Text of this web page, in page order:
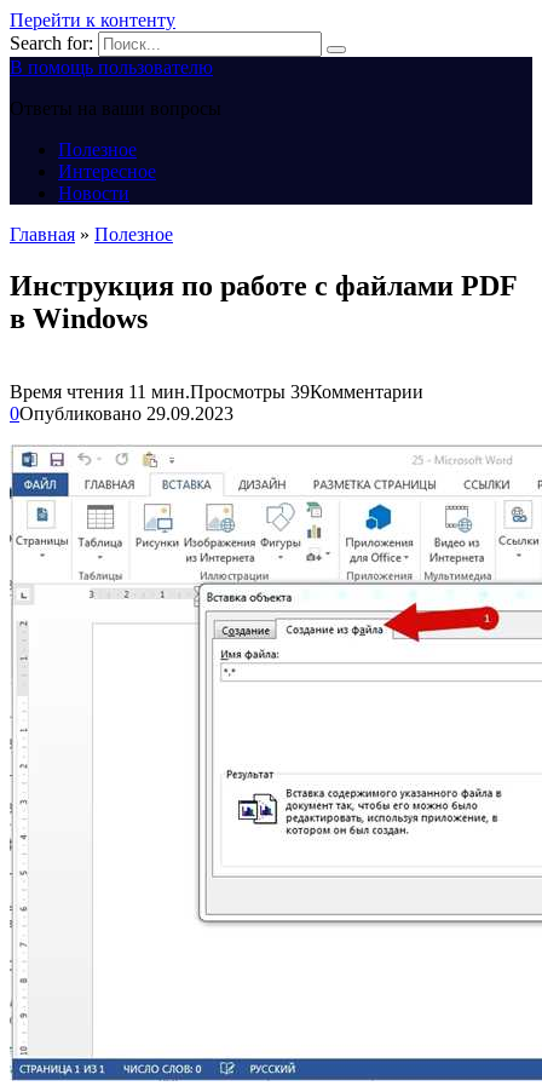
Перейти к контенту
Search for:
В помощь пользователю
Ответы на ваши вопросы
Полезное
Интересное
Новости
Главная » Полезное
Инструкция по работе с файлами PDF
в Windows
Время чтения 11 мин.Просмотры 39Комментарии
0Опубликовано 29.09.2023